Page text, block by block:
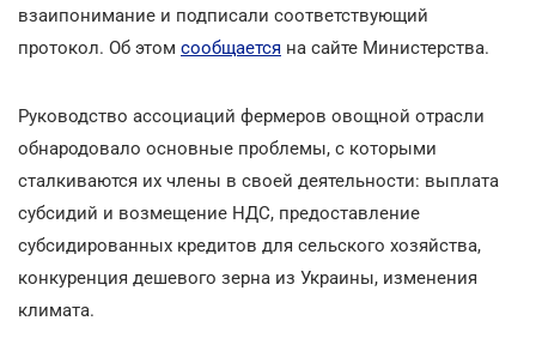
взаипонимание и подписали соответствующий
протокол. Об этом сообщается на сайте Министерства.
Руководство ассоциаций фермеров овощной отрасли
обнародовало основные проблемы, с которыми
сталкиваются их члены в своей деятельности: выплата
субсидий и возмещение НДС, предоставление
субсидированных кредитов для сельского хозяйства,
конкуренция дешевого зерна из Украины, изменения
климата.